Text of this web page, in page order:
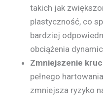
takich jak
plastyczność, co
bardziej
obciążenia
Zmniejszenie
pełnego
zmniejsza ryzyko